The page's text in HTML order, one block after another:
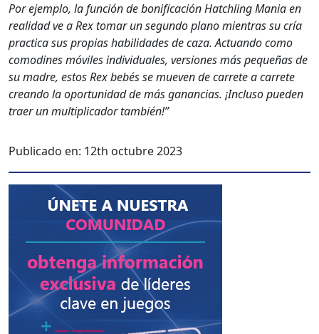
Por ejem­p­lo, la fun­ción de bonifi­cación Hatch­ling Mania en
real­i­dad ve a Rex tomar un segun­do plano mien­tras su cría
prac­ti­ca sus propias habil­i­dades de caza. Actuan­do como
comodines móviles indi­vid­uales, ver­siones más pequeñas de
su madre, estos Rex bebés se mueven de car­rete a car­rete
cre­an­do la opor­tu­nidad de más ganan­cias. ¡Inclu­so pueden
traer un mul­ti­pli­cador tam­bién!”
Publicado en: 12th octubre 2023